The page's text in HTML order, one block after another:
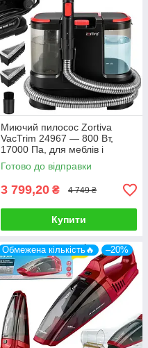
Миючий пилосос Zortiva
VacTrim 24967 — 800 Вт,
17000 Па, для меблів і
килимів
Готово до відправки
3 799,20 ₴ 4 749 ₴
Купити
Обмежена кількість🔥 –20%